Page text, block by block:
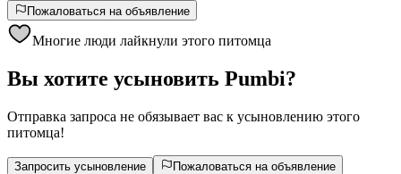
Пожаловаться на объявление
Многие люди лайкнули этого питомца
Вы хотите усыновить Pumbi?
Отправка запроса не обязывает вас к усыновлению этого
питомца!
Запросить усыновление Пожаловаться на объявление